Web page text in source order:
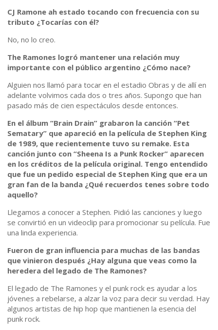
CJ Ramone ah estado tocando con frecuencia con su
tributo ¿Tocarías con él?
No, no lo creo.
The Ramones logró mantener una relación muy
importante con el público argentino ¿Cómo nace?
Alguien nos llamó para tocar en el estadio Obras y de allí en
adelante volvimos cada dos o tres años. Supongo que han
pasado más de cien espectáculos desde entonces.
En el álbum “Brain Drain” grabaron la canción “Pet
Sematary” que apareció en la película de Stephen King
de 1989, que recientemente tuvo su remake. Esta
canción junto con “Sheena Is a Punk Rocker” aparecen
en los créditos de la película original. Tengo entendido
que fue un pedido especial de Stephen King que era un
gran fan de la banda ¿Qué recuerdos tenes sobre todo
aquello?
Llegamos a conocer a Stephen. Pidió las canciones y luego
se convirtió en un videoclip para promocionar su película. Fue
una linda experiencia.
Fueron de gran influencia para muchas de las bandas
que vinieron después ¿Hay alguna que veas como la
heredera del legado de The Ramones?
El legado de The Ramones y el punk rock es ayudar a los
jóvenes a rebelarse, a alzar la voz para decir su verdad. Hay
algunos artistas de hip hop que mantienen la esencia del
punk rock.